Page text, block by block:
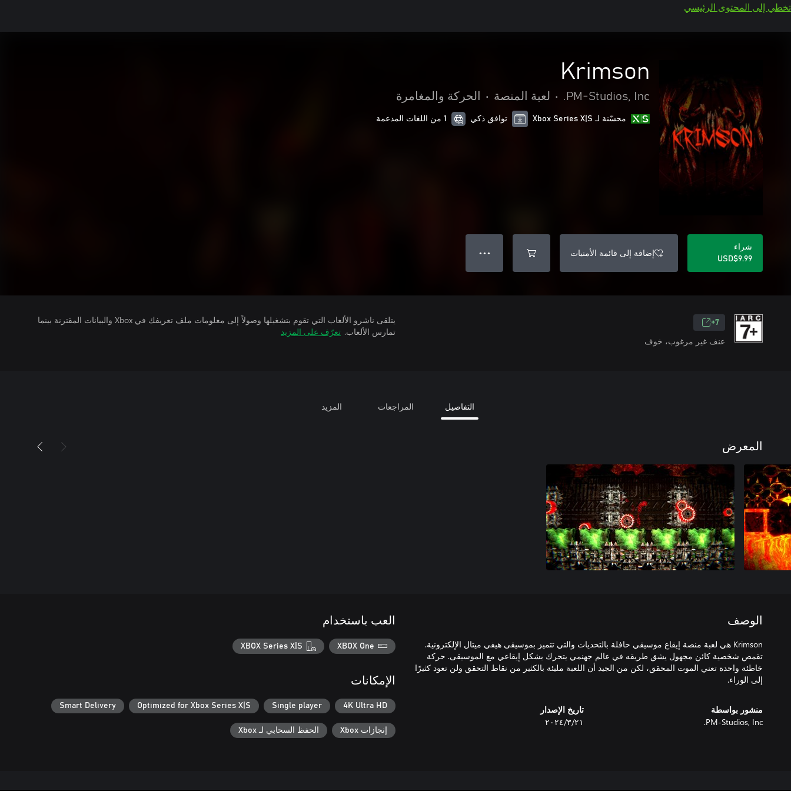
تخطي إلى المحتوى الرئيسي
Krimson
PM-Studios, Inc.
• لعبة المنصة • الحركة والمغامرة
محسّنة لـ Xbox Series X|S توافق ذكي 1 من اللغات المدعمة
شراء
USD$9.99
إضافة إلى قائمة الأمنيات ● ● ●
7+
عنف غير مرغوب، خوف
يتلقى ناشرو الألعاب التي تقوم بتشغيلها وصولاً إلى معلومات ملف تعريفك في Xbox والبيانات المقترنة بينما
تمارس الألعاب. تعرّف على المزيد
التفاصيل المراجعات المزيد
المعرض
الوصف
Krimson هي لعبة منصة إيقاع موسيقي حافلة بالتحديات والتي تتميز بموسيقى هيفي ميتال الإلكترونية.
تقمص شخصية كائن مجهول يشق طريقه في عالم جهنمي يتحرك بشكل إيقاعي مع الموسيقى. حركة
خاطئة واحدة تعني الموت المحقق، لكن من الجيد أن اللعبة مليئة بالكثير من نقاط التحقق ولن تعود كثيرًا
إلى الوراء.
منشور بواسطة
PM-Studios, Inc.
تاريخ الإصدار
٢١‏/٣‏/٢٠٢٤
العب باستخدام
XBOX One
XBOX Series X|S
الإمكانات
4K Ultra HD
Single player
Optimized for Xbox Series X|S
Smart Delivery
إنجازات Xbox الحفظ السحابي لـ Xbox